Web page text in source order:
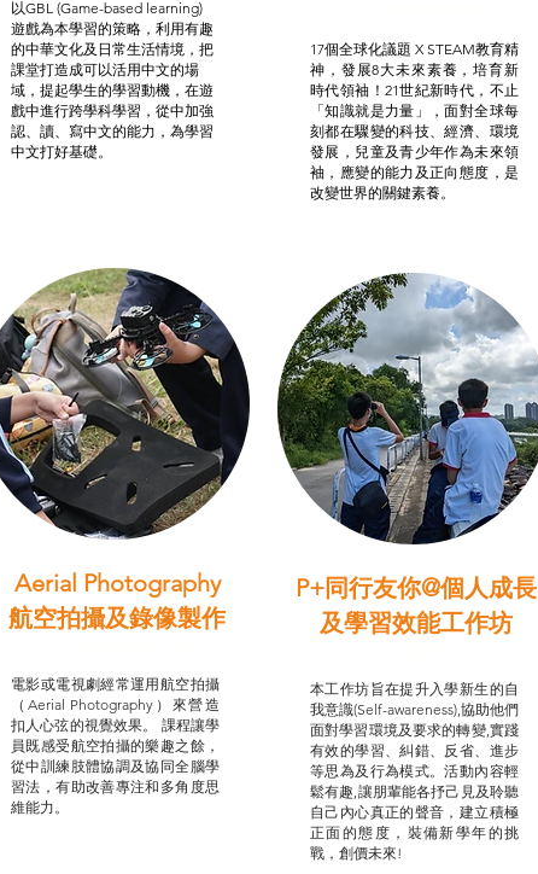
以GBL (Game-based learning)
遊戲為本學習的策略，利用有趣
的中華文化及日常生活情境，把
課堂打造成可以活用中文的場
域，提起學生的學習動機，在遊
戲中進行跨學科學習，從中加強
認、讀、寫中文的能力，為學習
中文打好基礎。
Aerial Photography
航空拍攝及錄像製作
電影或電視劇經常運用航空拍攝
（Aerial Photography）來營造
扣人心弦的視覺效果。 課程讓學
員既感受航空拍攝的樂趣之餘，
從中訓練肢體協調及協同全腦學
習法，有助改善專注和多角度思
維能力。
17個全球化議題 X STEAM教育精
神，發展8大未來素養，培育新
時代領袖！21世紀新時代，不止
「知識就是力量」，面對全球每
刻都在驟變的科技、經濟、環境
發展，兒童及青少年作為未來領
袖，應變的能力及正向態度，是
改變世界的關鍵素養。
P+同行友你@個人成長
及學習效能工作坊
本工作坊旨在提升入學新生的自
我意識(Self-awareness),協助他們
面對學習環境及要求的轉變,實踐
有效的學習、糾錯、反省、進步
等思為及行為模式。活動內容輕
鬆有趣,讓朋輩能各抒己見及聆聽
自己內心真正的聲音，建立積極
正面的態度，裝備新學年的挑
戰，創價未來!